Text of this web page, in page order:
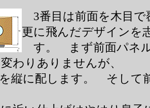
3番目は前面を木目で
更に飛んだデザインを
す。 まず前面パネ
わりありませんが、
縦に配します。 そして